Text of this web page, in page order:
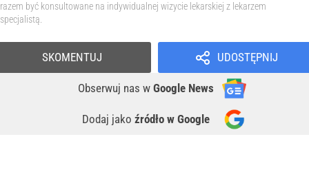
razem być konsultowane na indywidualnej wizycie lekarskiej z lekarzem
specjalistą.
UDOSTĘPNIJ
Obserwuj nas w Google News
Dodaj jako źródło w Google
SKOMENTUJ